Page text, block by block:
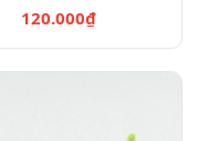
120.000₫